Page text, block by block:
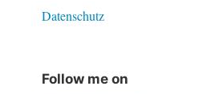
Datenschutz
Follow me on